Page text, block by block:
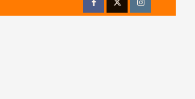
FacebookTwitterInstagram